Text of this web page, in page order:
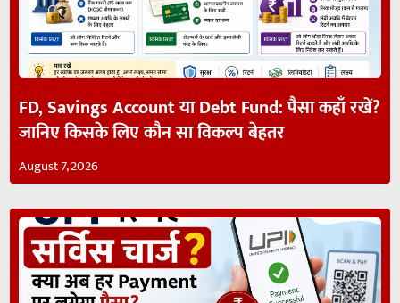
FD, Savings Account या Debt Fund: पैसा कहाँ रखें?
जानिए किसके लिए कौन सा विकल्प बेहतर
August 7, 2026